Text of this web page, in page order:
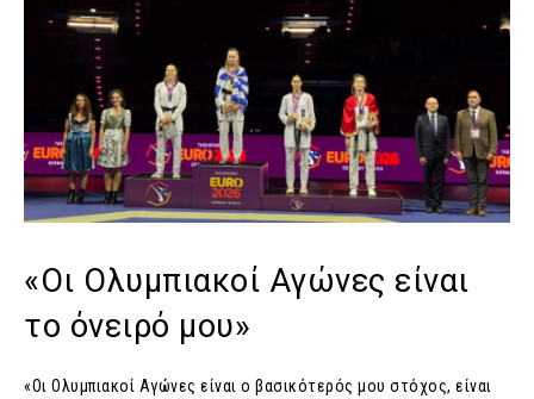
«Οι Ολυμπιακοί Αγώνες είναι
το όνειρό μου»
«Οι Ολυμπιακοί Αγώνες είναι ο βασικότερός μου στόχος, είναι